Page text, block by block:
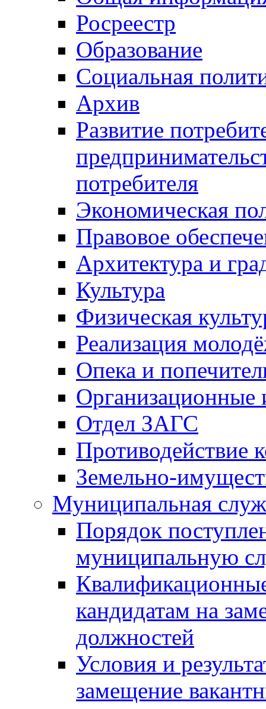
Росреестр
Образование
Социальная
Архив
Развитие
потребителя
Экономическая
Правовое
Архитектура и
Культура
Физическая
Реализация
Опека и
Отдел ЗАГС
Противодействие
Земельно-
Муниципальная
Порядок
муниципальную
кандидатам на
должностей
Условия и
замещение